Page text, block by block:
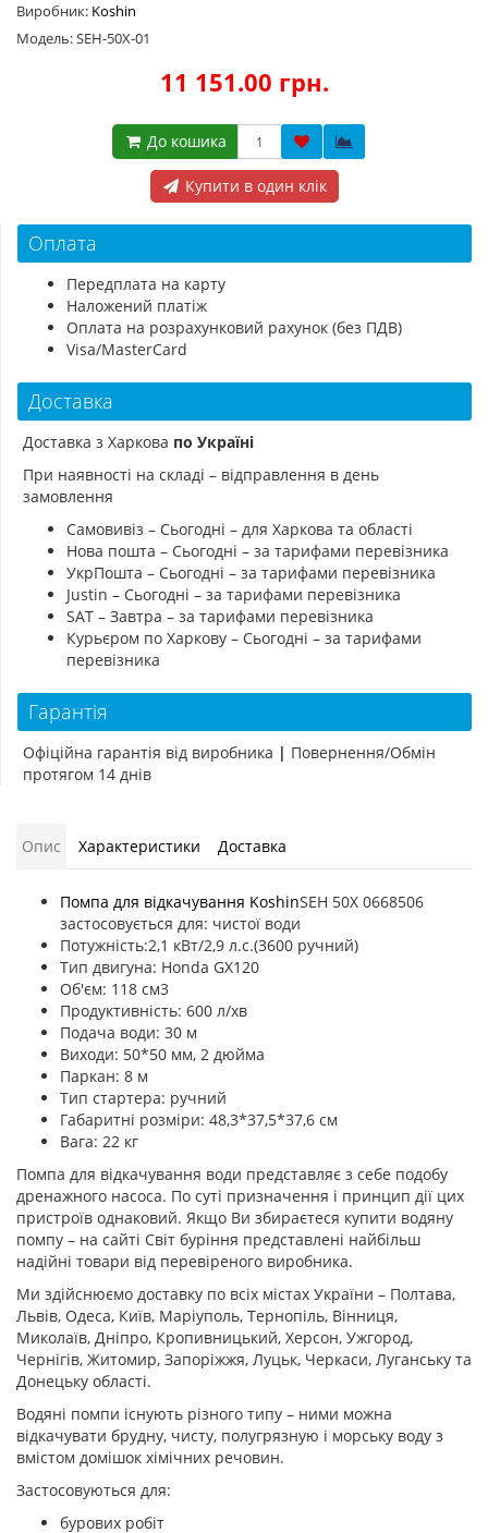
Виробник: Koshin
Модель: SEH-50X-01
11 151.00 грн.
До кошика
Купити в один клік
Оплата
Передплата на карту
Наложений платіж
Оплата на розрахунковий рахунок (без ПДВ)
Visa/MasterCard
Доставка
Доставка з Харкова по Україні
При наявності на складі – відправлення в день
замовлення
Самовивіз – Сьогодні – для Харкова та області
Нова пошта – Сьогодні – за тарифами перевізника
УкрПошта – Сьогодні – за тарифами перевізника
Justin – Сьогодні – за тарифами перевізника
SAT – Завтра – за тарифами перевізника
Курьєром по Харкову – Сьогодні – за тарифами
перевізника
Гарантія
Офіційна гарантія від виробника | Повернення/Обмін
протягом 14 днів
Опис Характеристики Доставка
Помпа для відкачування KoshinSEH 50X 0668506
застосовується для: чистої води
Потужність:2,1 кВт/2,9 л.с.(3600 ручний)
Тип двигуна: Honda GX120
Об'єм: 118 см3
Продуктивність: 600 л/хв
Подача води: 30 м
Виходи: 50*50 мм, 2 дюйма
Паркан: 8 м
Тип стартера: ручний
Габаритні розміри: 48,3*37,5*37,6 см
Вага: 22 кг
Помпа для відкачування води представляє з себе подобу
дренажного насоса. По суті призначення і принцип дії цих
пристроїв однаковий. Якщо Ви збираєтеся купити водяну
помпу – на сайті Світ буріння представлені найбільш
надійні товари від перевіреного виробника.
Ми здійснюємо доставку по всіх містах України – Полтава,
Львів, Одеса, Київ, Маріуполь, Тернопіль, Вінниця,
Миколаїв, Дніпро, Кропивницький, Херсон, Ужгород,
Чернігів, Житомир, Запоріжжя, Луцьк, Черкаси, Луганську та
Донецьку області.
Водяні помпи існують різного типу – ними можна
відкачувати брудну, чисту, полугрязную і морську воду з
вмістом домішок хімічних речовин.
Застосовуються для:
бурових робіт